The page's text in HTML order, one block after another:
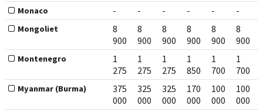
Monaco - - - - - -
Mongoliet
8
900
8
900
8
900
8
900
8
900
8
900
Montenegro
1
275
1
275
1
275
1
850
1
700
1
700
Myanmar (Burma)
375
000
325
000
325
000
170
000
100
000
100
000